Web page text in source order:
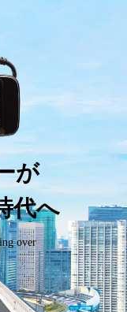
が
代へ
over